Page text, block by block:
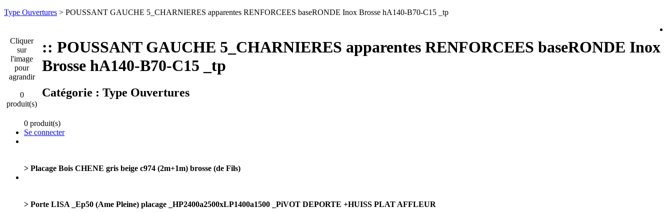
Type Ouvertures > POUSSANT GAUCHE 5_CHARNIERES apparentes RENFORCEES baseRONDE Inox Brosse hA140-B70-C15 _tp
Cliquer
sur
l'image
pour
agrandir
0
produit(s)
:: POUSSANT GAUCHE 5_CHARNIERES apparentes RENFORCEES baseRONDE Inox
Brosse hA140-B70-C15 _tp
Catégorie : Type Ouvertures
0 produit(s)
Se connecter
> Placage Bois CHENE gris beige c974 (2m+1m) brosse (de Fils)
> Porte LISA _Ep50 (Ame Pleine) placage _HP2400a2500xLP1400a1500 _PiVOT DEPORTE +HUISS PLAT AFFLEUR